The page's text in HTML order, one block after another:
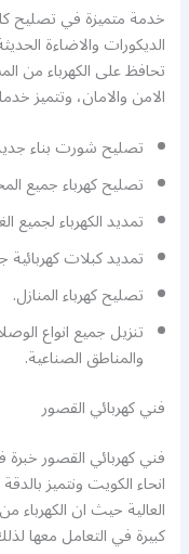
خدمة متميزة في تصليح
الديكورات والاضاءة
تحافظ على الكهرباء من
الامن والامان، وتتميز
تصليح شورت بناء
تصليح كهرباء جميع
تمديد الكهرباء لجميع
تمديد كبلات كهربائية
تصليح كهرباء المنازل.
تنزيل جميع انواع
والمناطق الصناعية.
فني كهربائي القصور
فني كهربائي القصور
انحاء الكويت ونتميز
العالية حيث ان الكهرباء
كبيرة في التعامل معها